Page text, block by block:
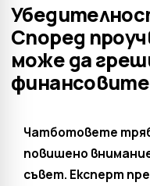
Според
може да
Чатботовете
повишено
съвет. Експерт